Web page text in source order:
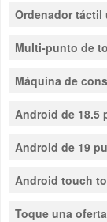
Ordenador táctil
Multi-punto de
Máquina de
Android de 18.5
Android de 19
Android touch
Toque una